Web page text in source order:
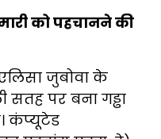
को पहचानने की
जुबोवा के
सतह पर बना गड्ढा
कंप्यूटेड